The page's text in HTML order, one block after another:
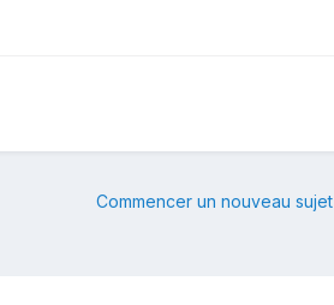
Commencer un nouveau sujet